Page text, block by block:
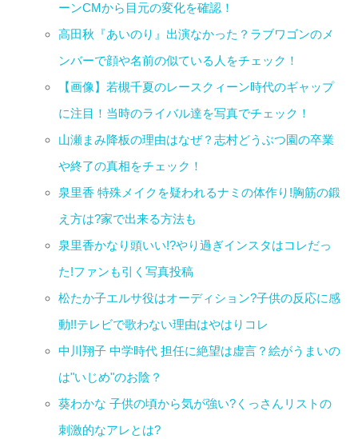
ーンCMから目元の変化を確認！
高田秋『あいのり』出演なかった？ラブワゴンのメ
ンバーで顔や名前の似ている人をチェック！
【画像】若槻千夏のレースクィーン時代のギャップ
に注目！当時のライバル達を写真でチェック！
山瀬まみ降板の理由はなぜ？志村どうぶつ園の卒業
や終了の真相をチェック！
泉里香 特殊メイクを疑われるナミの体作り!胸筋の鍛
え方は?家で出来る方法も
泉里香かなり頭いい!?やり過ぎインスタはコレだっ
た!ファンも引く写真投稿
松たか子エルサ役はオーディション?子供の反応に感
動!!テレビで歌わない理由はやはりコレ
中川翔子 中学時代 担任に絶望は虚言？絵がうまいの
は"いじめ"のお陰？
葵わかな 子供の頃から気が強い?くっさんリストの
刺激的なアレとは?